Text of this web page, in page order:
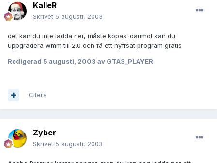
KalleR
Skrivet 5 augusti, 2003
det kan du inte ladda ner, måste köpas. därimot kan du
uppgradera wmm till 2.0 och få ett hyffsat program gratis
Redigerad 5 augusti, 2003 av GTA3_PLAYER
Citera
Zyber
Skrivet 5 augusti, 2003